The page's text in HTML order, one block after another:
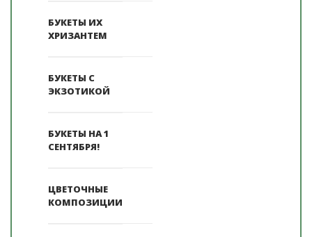
БУКЕТЫ ИХ
ХРИЗАНТЕМ
БУКЕТЫ С
ЭКЗОТИКОЙ
БУКЕТЫ НА 1
СЕНТЯБРЯ!
ЦВЕТОЧНЫЕ
КОМПОЗИЦИИ